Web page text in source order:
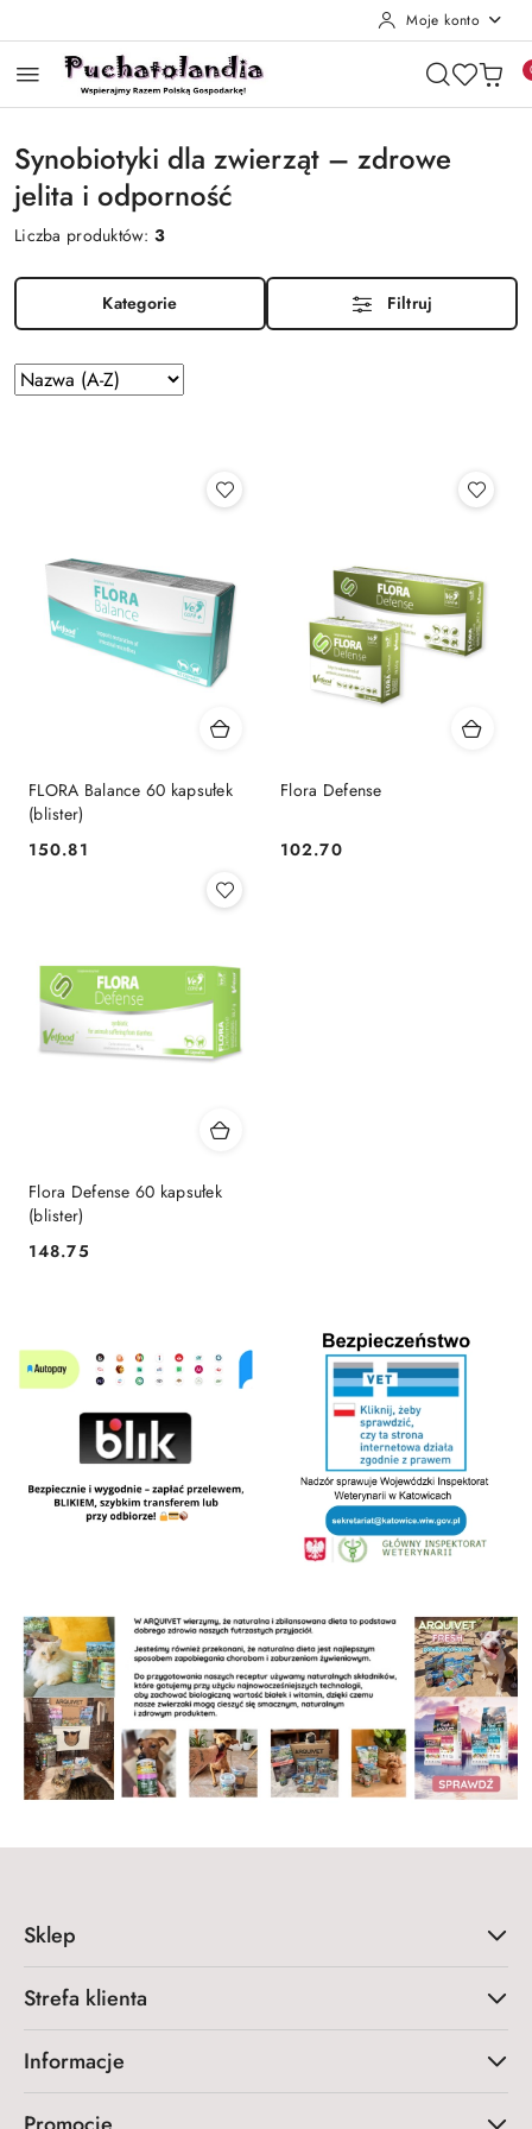
Moje konto
Synobiotyki dla zwierząt – zdrowe
jelita i odporność
Liczba produktów:3
Kategorie Filtruj
Zastosowano
sortowanie:
Sortuj
według
FLORA Balance 60 kapsułek
(blister)
Cena:
150.81
Flora Defense
Cena:
102.70
Flora Defense 60 kapsułek
(blister)
Cena:
148.75
Sklep
Strefa klienta
Informacje